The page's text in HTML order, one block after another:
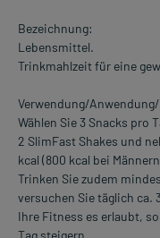
Bezeichnung:
Lebensmittel.
Trinkmahlzeit für eine
Verwendung/
Wählen Sie 3 Snacks pro
2 SlimFast Shakes und
kcal (800 kcal bei
Trinken Sie zudem
versuchen Sie täglich ca.
Ihre Fitness es erlaubt,
Tag steigern.